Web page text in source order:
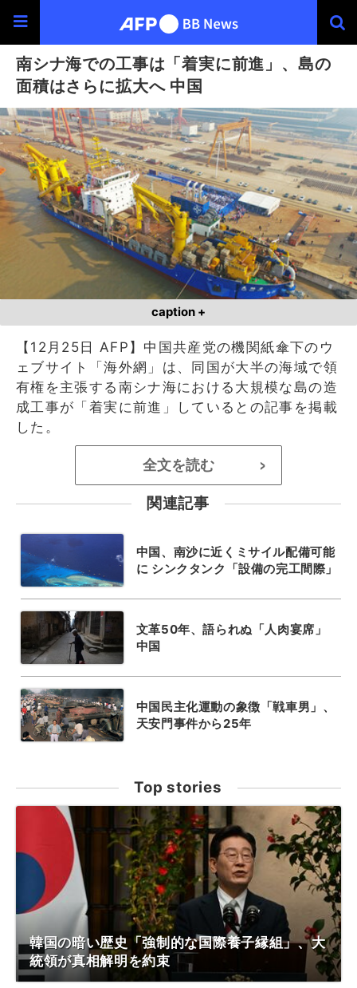
南シナ海での工事は「着実に前進」、島の
面積はさらに拡大へ 中国
caption +
【12月25日 AFP】中国共産党の機関紙傘下のウ
ェブサイト「海外網」は、同国が大半の海域で領
有権を主張する南シナ海における大規模な島の造
成工事が「着実に前進」しているとの記事を掲載
した。
全文を読む >
関連記事
中国、南沙に近くミサイル配備可能
に シンクタンク「設備の完工間際」
文革50年、語られぬ「人肉宴席」
中国
中国民主化運動の象徴「戦車男」、
天安門事件から25年
Top stories
韓国の暗い歴史「強制的な国際養子縁組」、大
統領が真相解明を約束